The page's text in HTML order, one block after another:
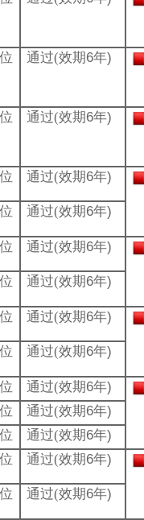
通过(效期6年)
通过(效期6年)
通过(效期6年)
通过(效期6年)
通过(效期6年)
通过(效期6年)
通过(效期6年)
通过(效期6年)
通过(效期6年)
通过(效期6年)
通过(效期6年)
通过(效期6年)
通过(效期6年)